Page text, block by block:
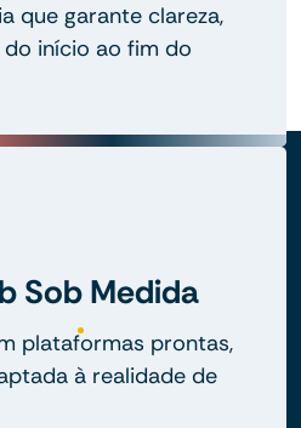
que garante clareza,
início ao fim do
Sob Medida
plataformas prontas,
à realidade de